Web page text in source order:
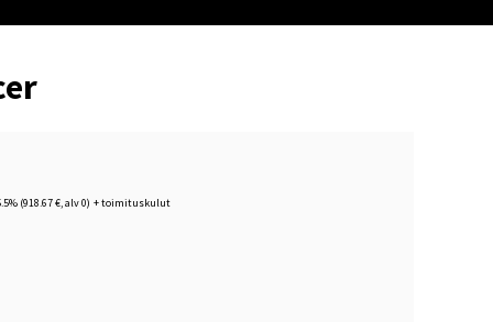
(918.67 €, alv 0) +toimituskulut